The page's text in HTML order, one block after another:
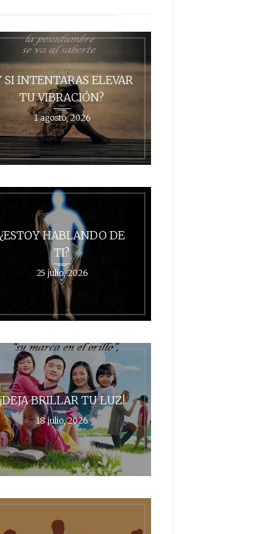
SI INTENTARAS ELEVAR
TU VIBRACIÓN?
1 agosto, 2026
¿ESTOY HABLANDO DE
TI?
25 julio, 2026
BRILLAR TU LUZ!
18 julio, 2026